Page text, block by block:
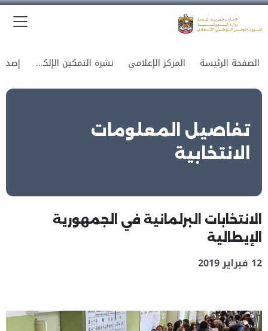
الصفحة الرئيسة المركز الإعلامي نشرة التمكين الإلكترونية
تفاصيل المعلومات
الانتخابية
الانتخابات البرلمانية في الجمهورية
الإيطالية
12 فبراير 2019